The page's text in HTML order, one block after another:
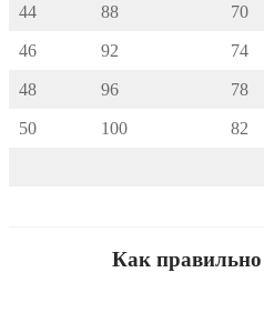
44 88 70
46 92 74
48 96 78
50 100 82
Как